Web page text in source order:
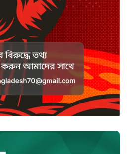
ময়লার স্তূপ থেকে তরুণীর
মাথা ও হাত উদ্ধার